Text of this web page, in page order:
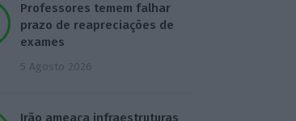
Professores temem falhar
prazo de reapreciações de
exames
5 Agosto 2026